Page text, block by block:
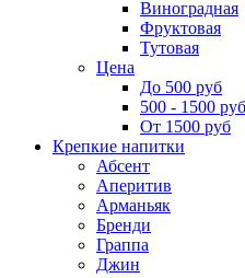
Виноградная
Фруктовая
Тутовая
Цена
До 500 руб
500 - 1500 руб
От 1500 руб
Крепкие напитки
Абсент
Аперитив
Арманьяк
Бренди
Граппа
Джин